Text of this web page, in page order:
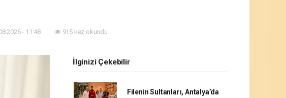
- 11:48 915 kez okundu.
İlginizi Çekebilir
Filenin Sultanları, Antalya’da